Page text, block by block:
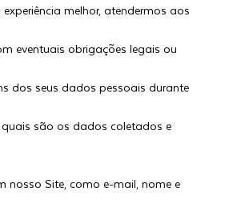
melhor, atendermos aos
eventuais obrigações legais ou
dos seus dados pessoais durante
são os dados coletados e
nosso Site, como e-mail, nome e